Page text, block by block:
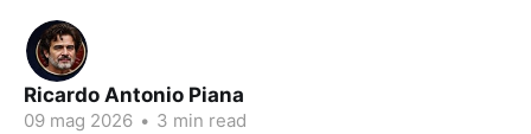
Ricardo Antonio Piana
09 mag 2026 • 3 min read